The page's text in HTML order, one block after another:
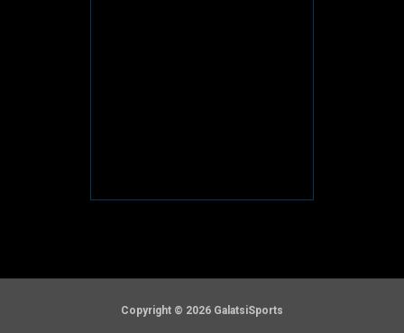
Copyright © 2026 GalatsiSports